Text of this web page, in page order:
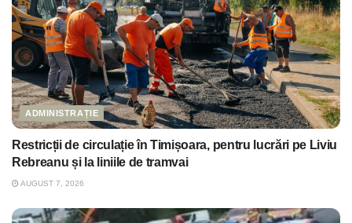
ADMINISTRAȚIE
Restricții de circulație în Timișoara, pentru lucrări pe Liviu
Rebreanu și la liniile de tramvai
AUGUST 7, 2026